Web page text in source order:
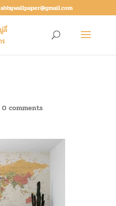
abbywallpaper@gmail.com
0 comments